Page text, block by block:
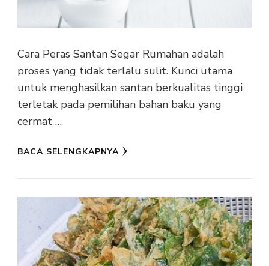
Cara Peras Santan Segar Rumahan adalah
proses yang tidak terlalu sulit. Kunci utama
untuk menghasilkan santan berkualitas tinggi
terletak pada pemilihan bahan baku yang
cermat …
BACA SELENGKAPNYA